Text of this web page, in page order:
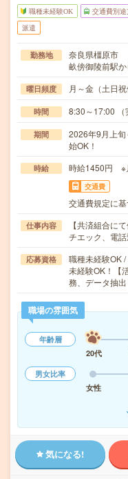
職種未経験OK 交通費別途
派遣
勤務地
奈良県橿原市
畝傍御陵前駅
曜日頻度 月～金（土日祝
時間 8:30～17:00
期間
2026年9月上
始OK！
時給 時給1450円 ※
交通費
交通費規定に
仕事内容
【共済組合に
チエック、電
応募資格
職種未経験OK
未経験OK！【
務、データ抽
職場の雰囲気
年齢層
20代
男女比率
女性
気になる!